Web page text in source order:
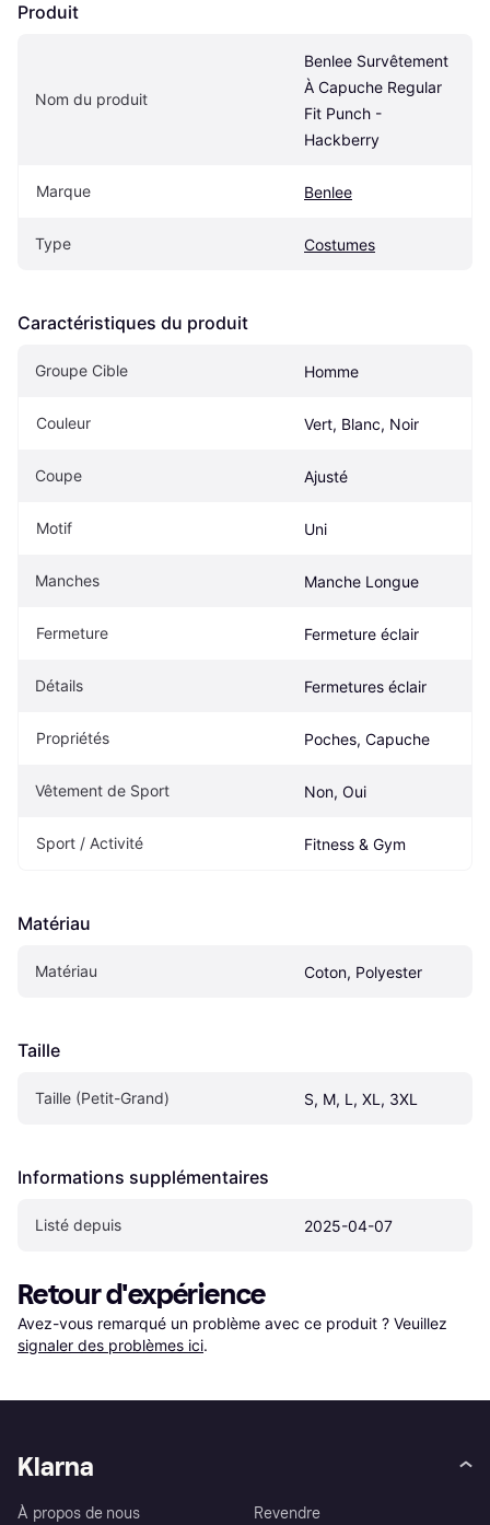
Produit
Nom du produit
Benlee Survêtement
À Capuche Regular
Fit Punch -
Hackberry
Marque Benlee
Type Costumes
Caractéristiques du produit
Groupe Cible Homme
Couleur Vert, Blanc, Noir
Coupe Ajusté
Motif Uni
Manches Manche Longue
Fermeture Fermeture éclair
Détails Fermetures éclair
Propriétés Poches, Capuche
Vêtement de Sport Non, Oui
Sport / Activité Fitness & Gym
Matériau
Matériau Coton, Polyester
Taille
Taille (Petit-Grand) S, M, L, XL, 3XL
Informations supplémentaires
Listé depuis 2025-04-07
Retour d'expérience
Avez-vous remarqué un problème avec ce produit ? Veuillez
signaler des problèmes ici.
Klarna
À propos de nous
Revendre